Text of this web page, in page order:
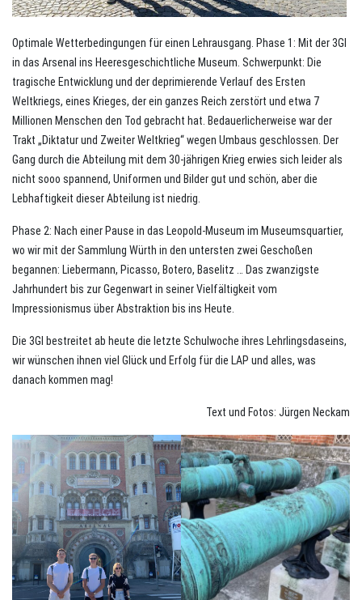
Optimale Wetterbedingungen für einen Lehrausgang. Phase 1: Mit der 3GI
in das Arsenal ins Heeresgeschichtliche Museum. Schwerpunkt: Die
tragische Entwicklung und der deprimierende Verlauf des Ersten
Weltkriegs, eines Krieges, der ein ganzes Reich zerstört und etwa 7
Millionen Menschen den Tod gebracht hat. Bedauerlicherweise war der
Trakt „Diktatur und Zweiter Weltkrieg“ wegen Umbaus geschlossen. Der
Gang durch die Abteilung mit dem 30-jährigen Krieg erwies sich leider als
nicht sooo spannend, Uniformen und Bilder gut und schön, aber die
Lebhaftigkeit dieser Abteilung ist niedrig.
Phase 2: Nach einer Pause in das Leopold-Museum im Museumsquartier,
wo wir mit der Sammlung Würth in den untersten zwei Geschoßen
begannen: Liebermann, Picasso, Botero, Baselitz … Das zwanzigste
Jahrhundert bis zur Gegenwart in seiner Vielfältigkeit vom
Impressionismus über Abstraktion bis ins Heute.
Die 3GI bestreitet ab heute die letzte Schulwoche ihres Lehrlingsdaseins,
wir wünschen ihnen viel Glück und Erfolg für die LAP und alles, was
danach kommen mag!
Text und Fotos: Jürgen Neckam